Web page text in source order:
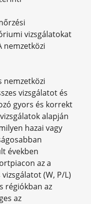
vizsgálatokat
nemzetközi
nemzetközi
vizsgálatot és
gyors és korrekt
alapján
hazai vagy
években
az a
(W, P/L)
régiókban az
az